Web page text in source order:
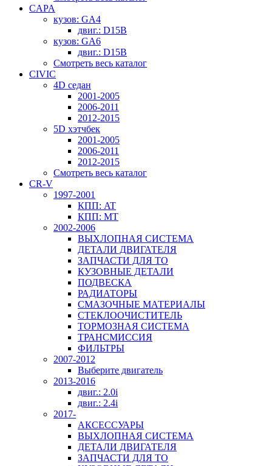
CAPA
кузов: GA4
двиг.: D15B
кузов: GA6
двиг.: D15B
Смотреть весь каталог
CIVIC
4D седан
2001-2005
2006-2011
2012-2015
5D хэтчбек
2001-2005
2006-2011
2012-2015
Смотреть весь каталог
CR-V
1997-2001
КПП: AT
КПП: MT
2002-2006
ВЫХЛОПНАЯ СИСТЕМА
ДЕТАЛИ ДВИГАТЕЛЯ
ЗАПЧАСТИ ДЛЯ ТО
КУЗОВНЫЕ ДЕТАЛИ
ПОДВЕСКА
РАДИАТОРЫ
СМАЗОЧНЫЕ МАТЕРИАЛЫ
СТЕКЛООЧИСТИТЕЛЬ
ТОРМОЗНАЯ СИСТЕМА
ТРАНСМИССИЯ
ФИЛЬТРЫ
2007-2012
Выберите двигатель
2013-2016
двиг.: 2.0i
двиг.: 2.4i
2017-
АКСЕССУАРЫ
ВЫХЛОПНАЯ СИСТЕМА
ДЕТАЛИ ДВИГАТЕЛЯ
ЗАПЧАСТИ ДЛЯ ТО